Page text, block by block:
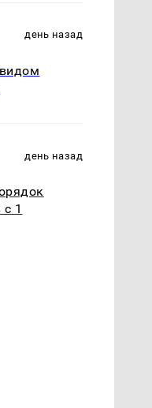
день назад
день назад
1